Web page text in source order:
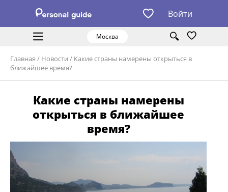
Войти
Москва
Главная / Новости / Какие страны намерены открыться в
ближайшее время?
Какие страны намерены
открыться в ближайшее
время?